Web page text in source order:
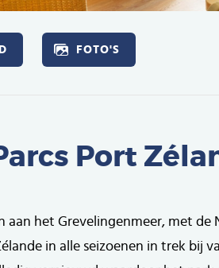
FOTO'S
Port
aan het Grevelingenmeer, met de
in alle seizoenen in trek bij